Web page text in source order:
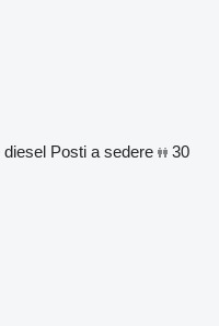
diesel Posti a sedere
30